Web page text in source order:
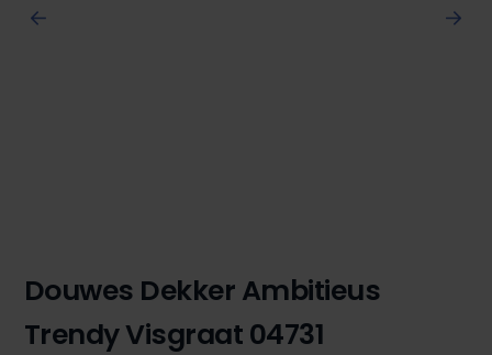
Douwes Dekker Ambitieus
Trendy Visgraat 04731